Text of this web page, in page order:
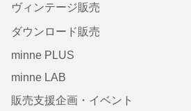
ヴィンテージ販売
ダウンロード販売
minne PLUS
minne LAB
販売支援企画・イベント